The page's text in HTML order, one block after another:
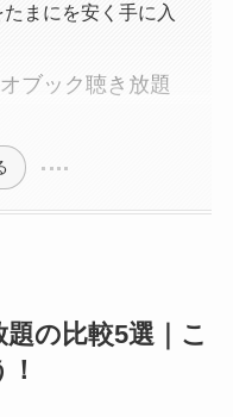
まにを安く手に入
ブック聴き放題
の比較5選｜こ